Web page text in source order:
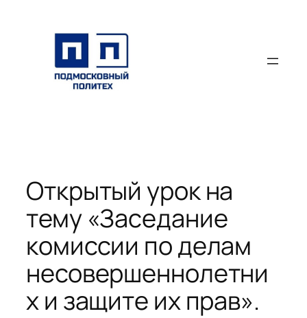
содержимому
Открытый урок на
тему «Заседание
комиссии по делам
несовершеннолетни
х и защите их прав».